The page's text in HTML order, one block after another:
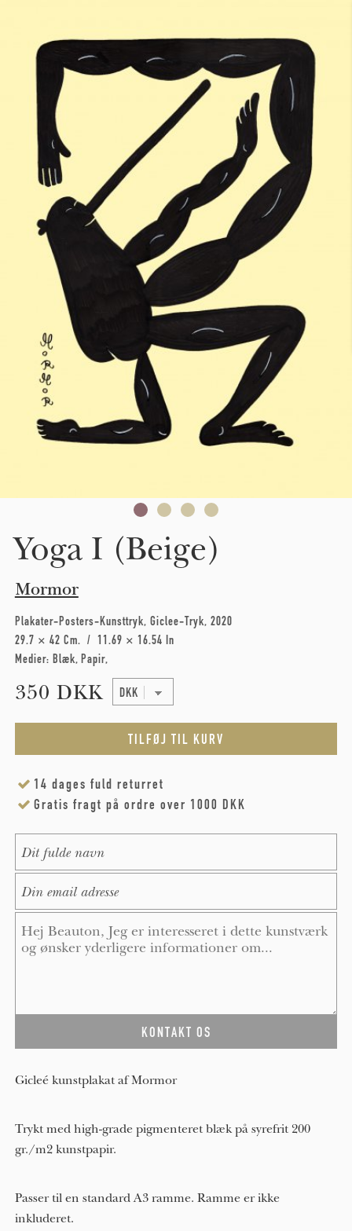
Yoga I (Beige)
Mormor
Plakater-Posters-Kunsttryk Giclee-Tryk 2020
29.7 × 42 Cm
11.69 × 16.54 In
Medier: Blæk Papir
350 DKK
14 dages fuld returret
Gratis fragt på ordre over 1000 DKK
Gicleé kunstplakat af Mormor
Trykt med high-grade pigmenteret blæk på syrefrit 200
gr./m2 kunstpapir.
Passer til en standard A3 ramme. Ramme er ikke
inkluderet.